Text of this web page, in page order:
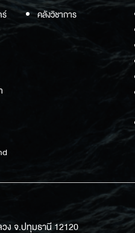
คลังวิชาการ
ง จ.ปทุมธานี 12120